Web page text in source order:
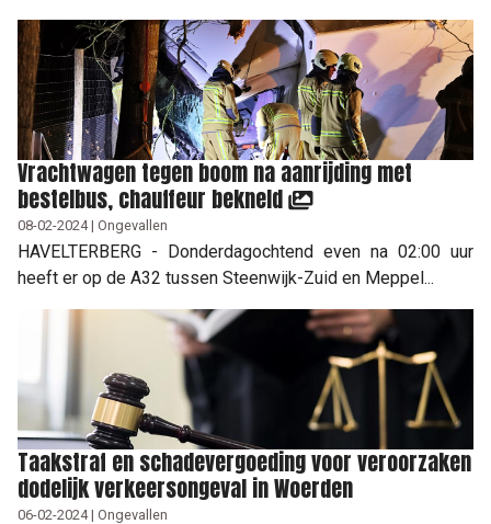
Vrachtwagen tegen boom na aanrijding met
bestelbus, chauffeur bekneld
08-02-2024 | Ongevallen
HAVELTERBERG - Donderdagochtend even na 02:00 uur
heeft er op de A32 tussen Steenwijk-Zuid en Meppel...
Taakstraf en schadevergoeding voor veroorzaken
dodelijk verkeersongeval in Woerden
06-02-2024 | Ongevallen